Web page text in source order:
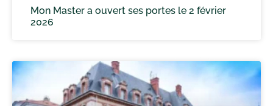
Mon Master a ouvert ses portes le 2 février
2026